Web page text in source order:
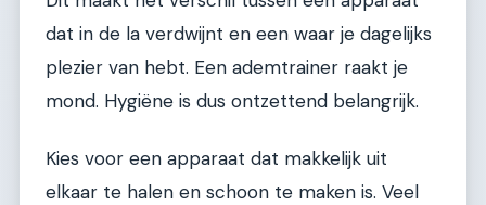
dat in de la verdwijnt en een waar je dagelijks
plezier van hebt. Een ademtrainer raakt je
mond. Hygiëne is dus ontzettend belangrijk.
Kies voor een apparaat dat makkelijk uit
elkaar te halen en schoon te maken is. Veel